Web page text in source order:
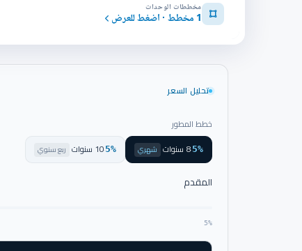
مخططات الوحدات
1 مخطط · اضغط للعرض
تحليل السعر
خطط المطور
5%
·8 سنوات شهري 5%
·10 سنوات ربع سنوي
المقدم
5%